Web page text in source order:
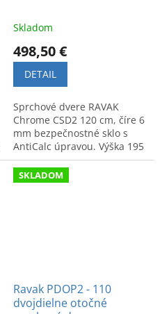
Skladom
498,50 €
DETAIL
Sprchové dvere RAVAK
Chrome CSD2 120 cm, číre 6
mm bezpečnostné sklo s
AntiCalc úpravou. Výška 195
cm, jednoduchá údržba a
stabilná konštrukcia.
SKLADOM
Ravak PDOP2 - 110
dvojdielne otočné